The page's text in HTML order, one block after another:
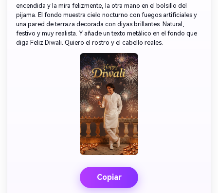
encendida y la mira felizmente, la otra mano en el bolsillo del
pijama. El fondo muestra cielo nocturno con fuegos artificiales y
una pared de terraza decorada con diyas brillantes. Natural,
festivo y muy realista. Y añade un texto metálico en el fondo que
diga Feliz Diwali. Quiero el rostro y el cabello reales.
Copiar